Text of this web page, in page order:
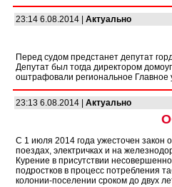
23:14 6.08.2014 | Актуально
Перед судом предстанет депутат
Депутат был тогда директором
оштрафовали региональное
23:13 6.08.2014 | Актуально
С 1 июля 2014 года ужесточен закон
поездах, электричках и на
Курение в присутствии
подростков в процесс потребления
колонии-поселении сроком до двух